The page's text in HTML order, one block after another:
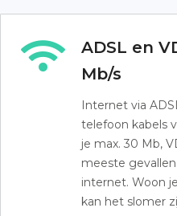
ADSL en
Mb/s
Internet via
telefoon kabels
je max. 30 Mb,
meeste
internet. Woon
kan het slomer